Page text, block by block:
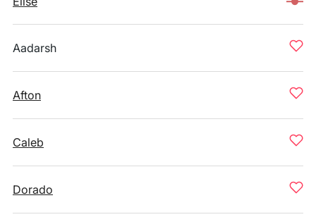
Aadarsh
Afton
Caleb
Dorado